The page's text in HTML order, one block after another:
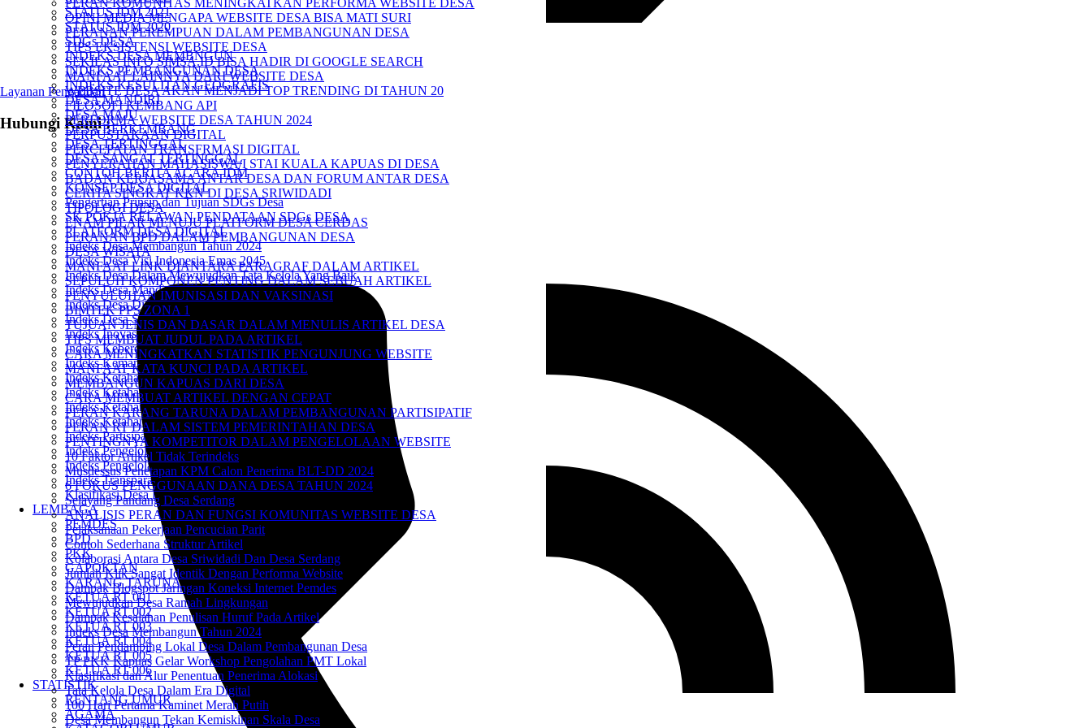
Layanan Pengaduan
Hubungi Kami :
PERAN KOMUNITAS MENINGKATKAN PERFORMA WEBSITE DESA
OPINI MEDIA MENGAPA WEBSITE DESA BISA MATI SURI
PERANAN PEREMPUAN DALAM PEMBANGUNAN DESA
TIPS EKSISTENSI WEBSITE DESA
SEKILAS INFO SIMSA.ID BISA HADIR DI GOOGLE SEARCH
MANFAAT LAINNYA DARI WEBSITE DESA
WEBSITE DESA AKAN MENJADI TOP TRENDING DI TAHUN 20
FILOSOFI KEMBANG API
PERFORMA WEBSITE DESA TAHUN 2024
PERPUSTAKAAN DIGITAL
PERCEPATAN TRANSFRMASI DIGITAL
PENYERAHAN MAHASISWA/I STAI KUALA KAPUAS DI DESA
BADAN KERJASAMA ANTAR DESA DAN FORUM ANTAR DESA
CERITA SINGKAT KKN DI DESA SRIWIDADI
TIPOLOGI DESA
ENAM PILAR MENUJU PLATFORM DESA CERDAS
PERANAN BPD DALAM PEMBANGUNAN DESA
DESA WISATA
MANFAAT LINK DIANTARA PARAGRAF DALAM ARTIKEL
SEPULUH KOMPONEN PENTING DALAM SEBUAH ARTIKEL
PENYULUHAN IMUNISASI DAN VAKSINASI
BIMTEK PPS ZONA 1
TUJUAN JENIS DAN DASAR DALAM MENULIS ARTIKEL DESA
TIPS MEMBUAT JUDUL PADA ARTIKEL
CARA MENINGKATKAN STATISTIK PENGUNJUNG WEBSITE
MANFAAT KATA KUNCI PADA ARTIKEL
MEMBANGUN KAPUAS DARI DESA
CARA MEMBUAT ARTIKEL DENGAN CEPAT
PERAN KARANG TARUNA DALAM PEMBANGUNAN PARTISIPATIF
PERAN RT DALAM SISTEM PEMERINTAHAN DESA
PENTINGNYA KOMPETITOR DALAM PENGELOLAAN WEBSITE
10 Faktor Artikel Tidak Terindeks
Musdessus Penetapan KPM Calon Penerima BLT-DD 2024
6 FOKUS PENGGUNAAN DANA DESA TAHUN 2024
Selayang Pandang Desa Serdang
ANALISIS PERAN DAN FUNGSI KOMUNITAS WEBSITE DESA
Pelaksanaan Pekerjaan Pencucian Parit
Contoh Sederhana Struktur Artikel
Kolaborasi Antara Desa Sriwidadi Dan Desa Serdang
Jumlah Klik Sangat Identik Dengan Performa Website
Dampak Blogspot Jaringan Koneksi Internet Pemdes
Mewujudkan Desa Ramah Lingkungan
Dampak Kesalahan Penulisan Huruf Pada Artikel
Indeks Desa Membangun Tahun 2024
Peran Pendamping Lokal Desa Dalam Pembangunan Desa
TP PKK Kapuas Gelar Workshop Pengolahan PMT Lokal
Klasifikasi dan Alur Penentuan Penerima Alokasi
Tata Kelola Desa Dalam Era Digital
100 Hari Pertama Kaminet Merah Putih
Desa Membangun Tekan Kemiskinan Skala Desa
STATUS IDM 2021
STATUS IDM 2020
SDGs DESA
INDEKS DESA MEMBNGUN
INDEKS PEMBANGUNAN DESA
INDEKS KESULITAN GEOGRAFIS
DESA MANDIRI
DESA MAJU
DESA BERKEMBANG
DESA TERTINGGAL
DESA SANGAT TERTINGGAL
CONTOH BERITA ACARA IDM
KONSEP DESA DIGITAL
Pengertian Prinsip dan Tujuan SDGs Desa
SK POKJA RELAWAN PENDATAAN SDGs DESA
PLATFORM DESA DIGITAL
Indeks Desa Membangun Tahun 2024
Indeks Desa Visi Indonesia Emas 2045
Indeks Desa Dalam Mewujudkan Tata Kelola Yang Baik
Indeks Desa Mandiri
Indeks Desa Digital
Indeks Desa Sejahtera
Indeks Inovasi Desa
Indeks Keberdayaan Masyarakat
Indeks Kemandirian Desa
Indeks Ketahanan Ekonomi
Indeks Ketahanan Lingkungan
Indeks Ketahanan Pangan
Indeks Ketahanan Sosial
Indeks Partisipasi Masyarakat
Indeks Pengelolaan Kesehatan Desa
Indeks Pengelolaan Keuangan Desa
Indeks Transparansi dan Akuntabilitas Desa
Klasifikasi Desa Berdasarkan Indeks Desa
LEMBAGA
PEMDES
BPD
PKK
GAPOKTAN
KARANG TARUNA
KETUA RT 001
KETUA RT 002
KETUA RT 003
KETUA RT 004
KETUA RT 005
KETUA RT 006
STATISTIK
RENTANG UMUR
AGAMA